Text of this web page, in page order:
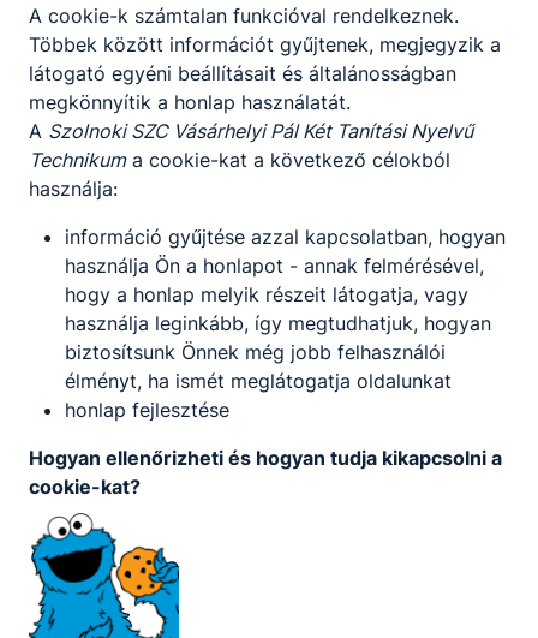
KERESÉS
A cookie-k számtalan funkcióval rendelkeznek.
Többek között információt gyűjtenek, megjegyzik a
látogató egyéni beállításait és általánosságban
megkönnyítik a honlap használatát.
A Szolnoki SZC Vásárhelyi Pál Két Tanítási Nyelvű
Technikuma cookie-kat a következő célokból
használja:
információ gyűjtése azzal kapcsolatban, hogyan
használja Ön a honlapot - annak felmérésével,
hogy a honlap melyik részeit látogatja, vagy
használja leginkább, így megtudhatjuk, hogyan
biztosítsunk Önnek még jobb felhasználói
élményt, ha ismét meglátogatja oldalunkat
honlap fejlesztése
Hogyan ellenőrizheti és hogyan tudja kikapcsolni a
cookie-kat?